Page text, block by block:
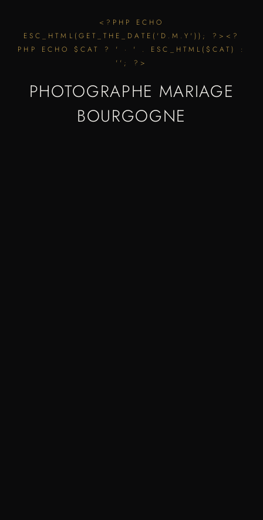
<?PHP ECHO
ESC_HTML(GET_THE_DATE('D.M.Y')); ?><?
PHP ECHO $CAT ? ' · ' . ESC_HTML($CAT) :
''; ?>
PHOTOGRAPHE MARIAGE
BOURGOGNE